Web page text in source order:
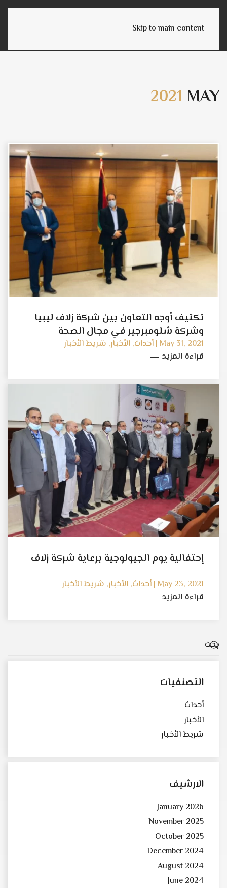
Skip to main content
MAY
2021
تكتيف أوجه التعاون بين شركة زلاف ليبيا
وشركة شلومبرجير في مجال الصحة
والسلامة والأمن والبيئة
May 31, 2021 | أحداث, الأخبار, شريط الأخبار
قراءة المزيد
إحتفالية يوم الجيولوجية برعاية شركة زلاف
May 23, 2021 | أحداث, الأخبار, شريط الأخبار
قراءة المزيد
التصنفيات
أحداث
الأخبار
شريط الأخبار
الارشيف
January 2026
November 2025
October 2025
December 2024
August 2024
June 2024